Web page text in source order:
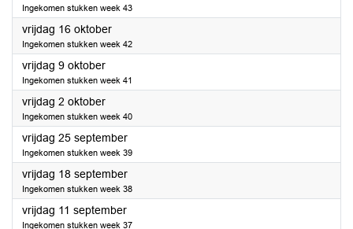
Ingekomen stukken week 43
vrijdag 16 oktober2020
Ingekomen stukken week 42
vrijdag 9 oktober2020
Ingekomen stukken week 41
vrijdag 2 oktober2020
Ingekomen stukken week 40
vrijdag 25 september2020
Ingekomen stukken week 39
vrijdag 18 september2020
Ingekomen stukken week 38
vrijdag 11 september2020
Ingekomen stukken week 37